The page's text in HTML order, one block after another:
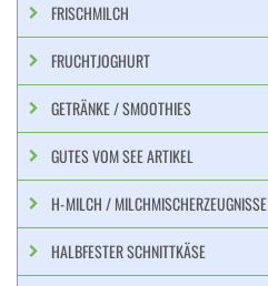
FRISCHMILCH
FRUCHTJOGHURT
GETRÄNKE / SMOOTHIES
GUTES VOM SEE ARTIKEL
H-MILCH / MILCHMISCHERZEUGNISSE
HALBFESTER SCHNITTKÄSE